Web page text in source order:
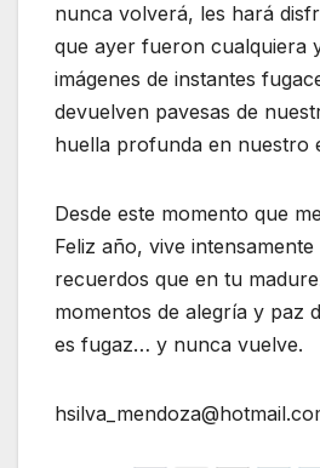
nunca volverá, les hará
que ayer fueron cualquiera
imágenes de instantes
devuelven pavesas de
huella profunda en nuestro
Desde este momento que
Feliz año, vive
recuerdos que en tu
momentos de alegría y paz
es fugaz… y nunca vuelve.